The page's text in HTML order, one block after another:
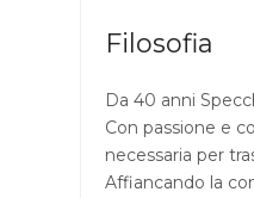
Filosofia
Da 40 anni
Con passione e
necessaria per
Affiancando la